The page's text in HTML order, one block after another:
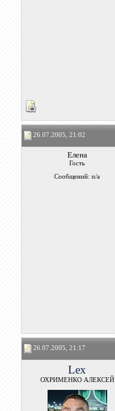
26.07.2005, 21:02
Елена
Гость
Сообщений: n/a
26.07.2005, 21:17
Lex
ОХРИМЕНКО АЛЕКСЕЙ